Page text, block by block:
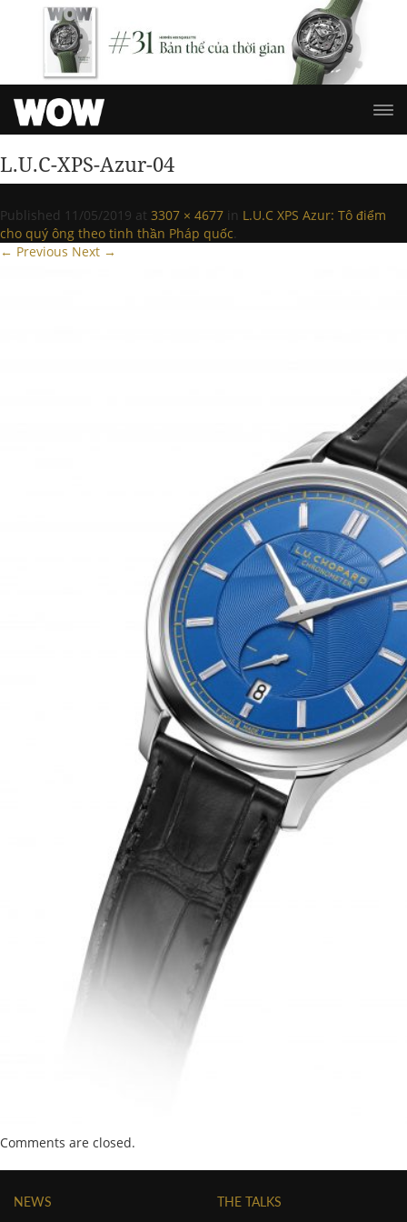
L.U.C-XPS-Azur-04
Published 11/05/2019 at 3307 × 4677 in L.U.C XPS Azur: Tô điểm
cho quý ông theo tinh thần Pháp quốc.
← Previous Next →
Comments are closed.
NEWS
THE TALKS